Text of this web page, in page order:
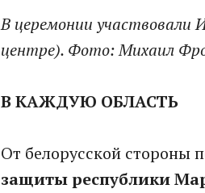
В церемонии участвовали
центре). Фото: Михаил
В КАЖДУЮ ОБЛАСТЬ
От белорусской стороны
защиты республики